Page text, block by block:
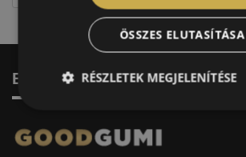
Elérhetőség
ÖSSZES ELUTASÍTÁSA
RÉSZLETEK MEGJELENÍTÉSE